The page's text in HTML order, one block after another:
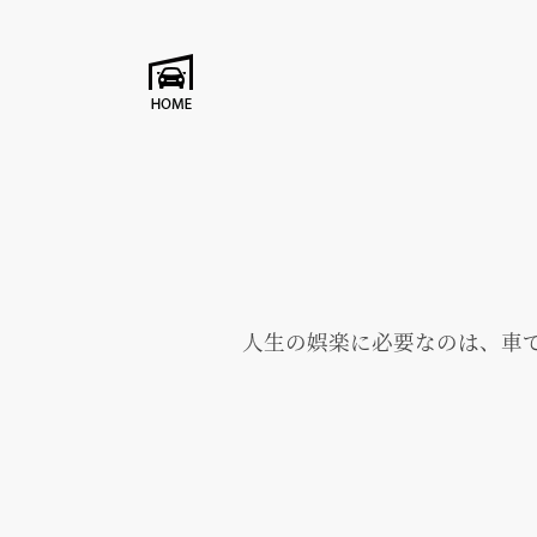
人生の娯楽に必要なのは、車